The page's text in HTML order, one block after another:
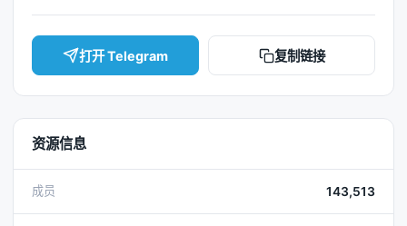
打开 Telegram 复制链接
资源信息
成员 143,513